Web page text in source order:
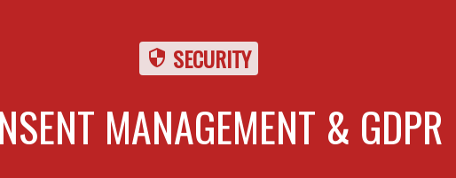
security SECURITY
MANAGEMENT & GDPR